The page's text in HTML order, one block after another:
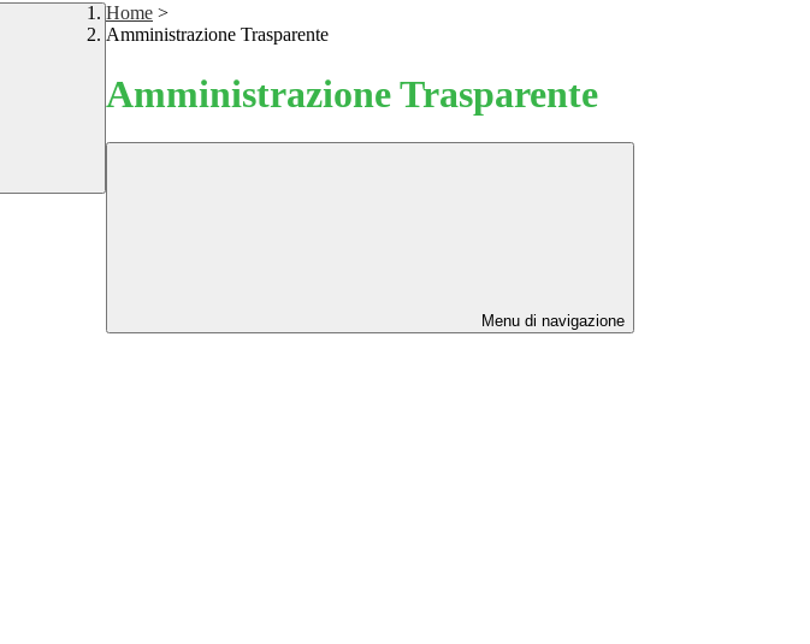
Home >
Amministrazione Trasparente
Amministrazione Trasparente
Menu di navigazione